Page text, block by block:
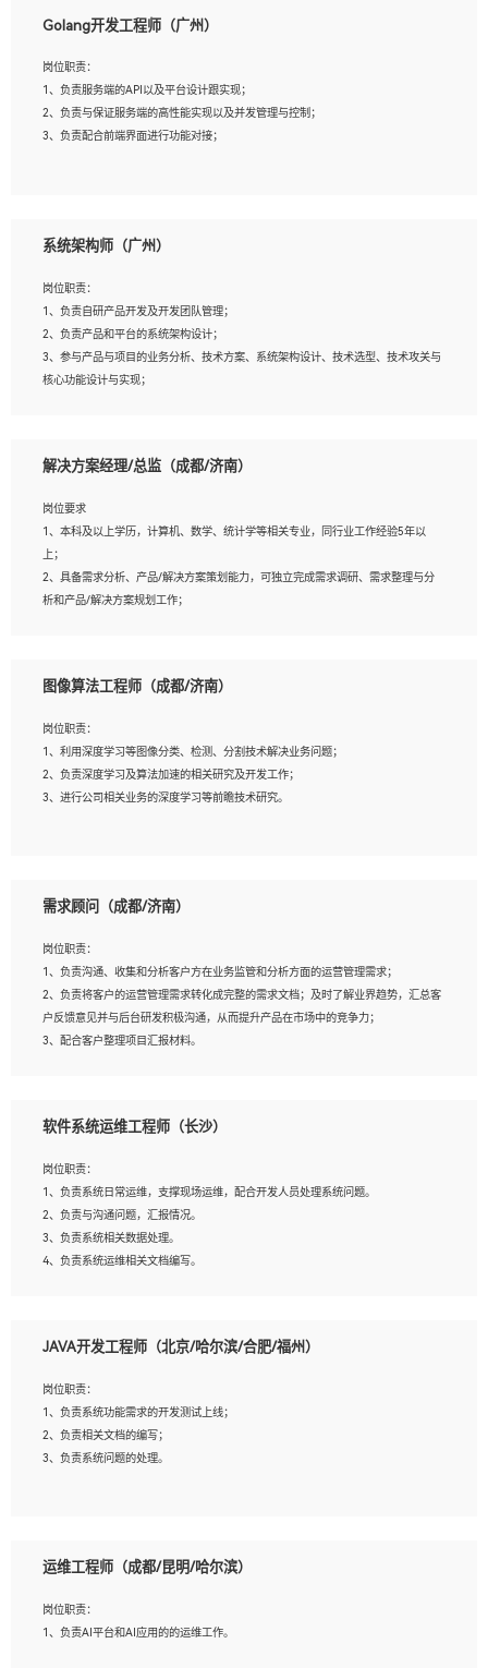
2、熟悉PostgreSQL、redis、MongoDB、ElasticSearch等开源数据库运维管理，拥
3、熟悉Oracle、MySQL、SQLServer中一种或多种优先。
4、熟悉Hadoop、HBASE、Spark等大数据平台优先。
5、熟悉linux或任意一种unix操作系统，如有较强操作系统侧工作经验者优先。
6、具备丰富的项目实施经验，较强的自我学习能力。
Golang开发工程师（广州）
岗位职责：
1、负责服务端的API以及平台设计跟实现；
2、负责与保证服务端的高性能实现以及并发管理与控制；
3、负责配合前端界面进行功能对接；
2、1年以上Golang开发工作经验，能独立完成相应项目开发；
与实现，熟悉常用开源框架及设计模式；
4、熟悉Golang、连接池、消息队列等组件使用、熟悉后端开发、测试、调试流程跟
工具使用；
5、对技术有激情，喜欢钻研，能快速接受和掌握新技术，学习能力和工作责任心
强，良好的沟通表达能力和团队协作能力。
系统架构师（广州）
岗位职责：
1、负责自研产品开发及开发团队管理；
2、负责产品和平台的系统架构设计；
3、参与产品与项目的业务分析、技术方案、系统架构设计、技术选型、技术攻关与
核心功能设计与实现；
岗位要求：
1、全日制统招本科及以上学历，计算机相关专业毕业，5年以上开发工作经验；
2、具有扎实的java编程功底和良好的编码习惯，有分布式、多线程及高并发系统开
发经验和性能调优经验尤佳；熟悉JVM调优；掌握基础中间件、基础架构方案和云
平台、云产品功能特性，熟练使用相关平台的功能和了解其背后实现机制；
研发管理流程建设经验；
常用框架和技术Springboot、Shiro、springcloud等；熟悉Linux常用命令和了解常
用脚本语言，较丰富的线上系统运维经验，复杂问题排查思路清晰。
解决方案经理/总监（成都/济南）
岗位要求
1、本科及以上学历，计算机、数学、统计学等相关专业，同行业工作经验5年以
上；
2、具备需求分析、产品/解决方案策划能力，可独立完成需求调研、需求整理与分
析和产品/解决方案规划工作；
出相关的解决方案，包括视频分析、图像识别、NLP、OCR、机器学习等；
AI算法框架，对人脸识别、目标检测、图像识别、OCR、NLP等AI算法有深刻理
解。具有AI平台级产品/解决方案从业经验者优先。具有大数据技术背景者优先；
6、具备良好的客户意识与沟通能力，善于学习思考、创新与团队协作，认真负责、
执行力与抗压力强。
图像算法工程师（成都/济南）
岗位职责：
1、利用深度学习等图像分类、检测、分割技术解决业务问题；
2、负责深度学习及算法加速的相关研究及开发工作；
3、进行公司相关业务的深度学习等前瞻技术研究。
2、2年以上图像处理开发经验，熟悉python和spark开发；
深度学习系统环境；
4、熟悉OPENCV、HALCON等常用图像处理软件，熟练进行图像处理；
5、熟悉主流的分类算法、聚类算法和关联分析算法原理，能熟练使用神经网络算法
的进行业务建模；
6、对OCR领域有深入的研究，熟悉模型调参，压缩和整型化方法；
需求顾问（成都/济南）
岗位职责：
1、负责沟通、收集和分析客户方在业务监管和分析方面的运营管理需求；
2、负责将客户的运营管理需求转化成完整的需求文档；及时了解业界趋势，汇总客
户反馈意见并与后台研发积极沟通，从而提升产品在市场中的竞争力；
3、配合客户整理项目汇报材料。
1、3年以上运营或解决方案的工作经验。
征，可独立提出完整的优化方案,并推动方案执行达成结果；熟练使用PPT、
WORD、EXCEL等办公软件；
3、深入理解公司各项AI产品和技术信息；具有较强的文档编写能力，能独立撰写
PPT、方案建议书等，面试时需携带个人制作的专业PPT文件进行展示。
软件系统运维工程师（长沙）
岗位职责：
1、负责系统日常运维，支撑现场运维，配合开发人员处理系统问题。
2、负责与沟通问题，汇报情况。
3、负责系统相关数据处理。
4、负责系统运维相关文档编写。
岗位要求：
2、精通linux命令。
3、熟悉oracle、mysql 数据库。
4、善于沟通，具有良好的团队合作精神和协作能力。
5、必须有实际的生产环境系统维护经验。
JAVA开发工程师（北京/哈尔滨/合肥/福州）
岗位职责：
1、负责系统功能需求的开发测试上线；
2、负责相关文档的编写；
3、负责系统问题的处理。
2、熟悉linux命令；
4、熟练使用oracle、mysql进行开发；
5、熟悉流程开发如使用activiti；
运维工程师（成都/昆明/哈尔滨）
岗位职责：
1、负责AI平台和AI应用的的运维工作。